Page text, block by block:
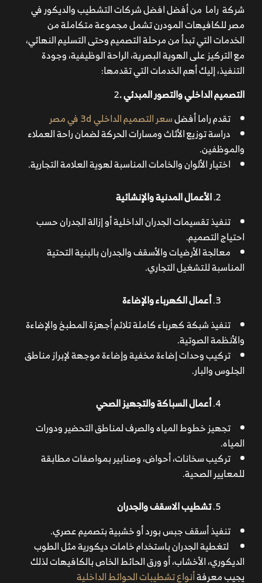
شركة راما من أفضل افضل شركات التشطيب والديكور في
مصر للكافيهات المودرن تشمل مجموعة متكاملة من
الخدمات التي تبدأ من مرحلة التصميم وحتى التسليم النهائي،
مع التركيز على الهوية البصرية، الراحة الوظيفية، وجودة
التنفيذ، إليك أهم الخدمات التي تقدمها:
التصميم الداخلي والتصور المبدئي .2
تقدم راما أفضلسعر التصميم الداخلي 3d في مصر
دراسة توزيع الأثاث ومسارات الحركة لضمان راحة العملاء
والموظفين.
اختيار الألوان والخامات المناسبة لهوية العلامة التجارية.
الأعمال المدنية والإنشائية
تنفيذ تقسيمات الجدران الداخلية أو إزالة الجدران حسب
احتياج التصميم.
معالجة الأرضيات والأسقف والجدران بالبنية التحتية
المناسبة للتشغيل التجاري.
أعمال الكهرباء والإضاءة
تنفيذ شبكة كهرباء كاملة تلائم أجهزة المطبخ والإضاءة
والأنظمة الصوتية.
تركيب وحدات إضاءة مخفية وإضاءة موجهة لإبراز مناطق
الجلوس والبار.
أعمال السباكة والتجهيز الصحي
تجهيز خطوط المياه والصرف لمناطق التحضير ودورات
المياه.
تركيب سخانات، أحواض، وصنابير بمواصفات مطابقة
للمعايير الصحية.
تشطيب الاسقف والجدران
تنفيذ أسقف جبس بورد أو خشبية بتصميم عصري.
لتغطية الجدران باستخدام خامات ديكورية مثل الطوب
الديكوري، الأخشاب، أو ورق الحائط الخاص بالكافيهات لذلك
يجيب معرفةأنواع تشطيبات الحوائط الداخلية